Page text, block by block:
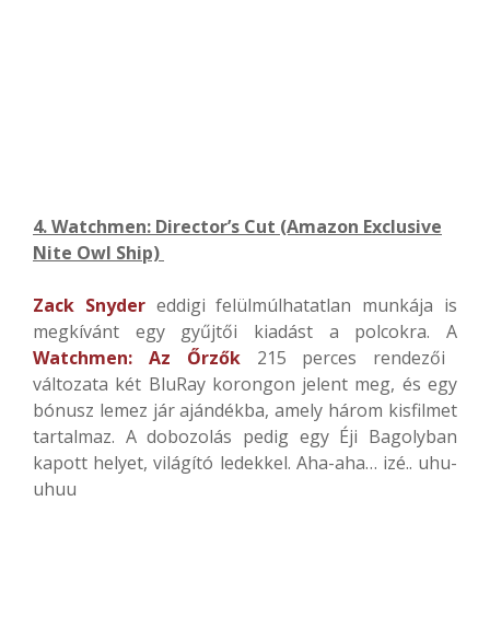
4. Watchmen: Director’s Cut (Amazon Exclusive
Nite Owl Ship)
Zack Snydereddigi felülmúlhatatlan munkája is
megkívánt egy gyűjtői kiadást a polcokra. A
Watchmen: Az Őrzők215 perces rendezői
változata két BluRay korongon jelent meg, és egy
bónusz lemez jár ajándékba, amely három kisfilmet
tartalmaz. A dobozolás pedig egy Éji Bagolyban
kapott helyet, világító ledekkel. Aha-aha… izé.. uhu-
uhuu